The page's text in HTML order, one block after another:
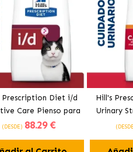
Prescription Diet i/d
Care Pienso para
Gatos con Pollo
(DESDE) 88.29 €
Hill's
Urinary
Multicare